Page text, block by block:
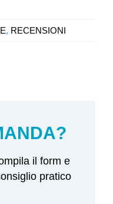
, RECENSIONI
il form e
pratico